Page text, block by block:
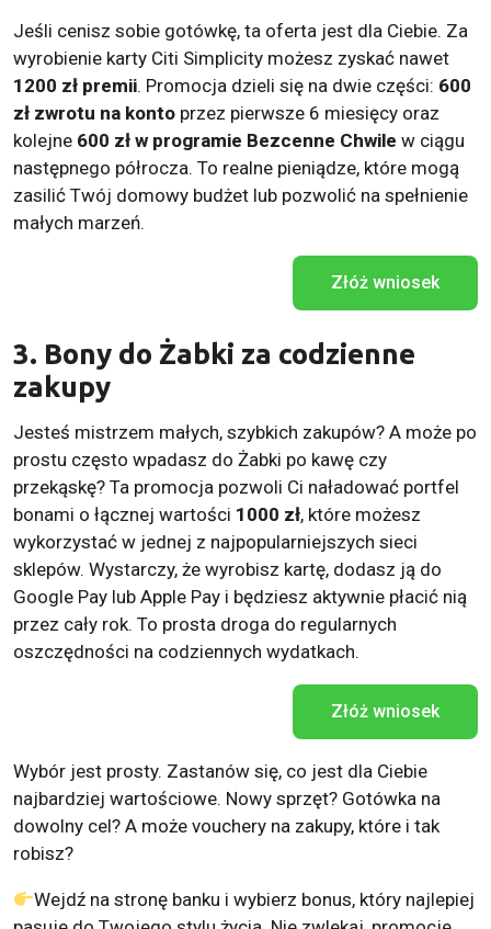
Jeśli cenisz sobie gotówkę, ta oferta jest dla Ciebie. Za
wyrobienie karty Citi Simplicity możesz zyskać nawet
1200 zł premii. Promocja dzieli się na dwie części: 600
zł zwrotu na konto przez pierwsze 6 miesięcy oraz
kolejne 600 zł w programie Bezcenne Chwile w ciągu
następnego półrocza. To realne pieniądze, które mogą
zasilić Twój domowy budżet lub pozwolić na spełnienie
małych marzeń.
Złóż wniosek
3. Bony do Żabki za codzienne
zakupy
Jesteś mistrzem małych, szybkich zakupów? A może po
prostu często wpadasz do Żabki po kawę czy
przekąskę? Ta promocja pozwoli Ci naładować portfel
bonami o łącznej wartości 1000 zł, które możesz
wykorzystać w jednej z najpopularniejszych sieci
sklepów. Wystarczy, że wyrobisz kartę, dodasz ją do
Google Pay lub Apple Pay i będziesz aktywnie płacić nią
przez cały rok. To prosta droga do regularnych
oszczędności na codziennych wydatkach.
Złóż wniosek
Wybór jest prosty. Zastanów się, co jest dla Ciebie
najbardziej wartościowe. Nowy sprzęt? Gotówka na
dowolny cel? A może vouchery na zakupy, które i tak
robisz?
Wejdź na stronę banku i wybierz bonus, który najlepiej